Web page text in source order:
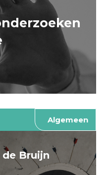
Algemeen
de Bruijn